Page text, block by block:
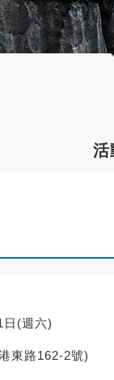
活
日(週六)
東路162-2號)